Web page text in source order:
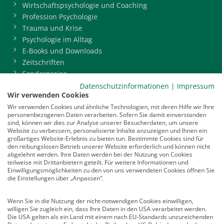
Wirtschaftspsychologie und Coaching
Profession Psychologie
Trauma und Krise
Psychologie im Alltag
E-Books und Downloads
Zeitschriften
Sonderpreise
BDP-Mitgliederbereich
Service
Newsletter
Mediadaten
Infocenter
Veranstaltungen
Nachrichten
Abo kündigen
Vertrag widerrufen
Datenschutzinformationen | Impressum
Wir verwenden Cookies
Wir verwenden Cookies und ähnliche Technologien, mit deren Hilfe wir Ihre
personenbezogenen Daten verarbeiten. Sofern Sie damit einverstanden
sind, können wir dies zur Analyse unserer Besucherdaten, um unsere
Website zu verbessern, personalisierte Inhalte anzuzeigen und Ihnen ein
großartiges Website-Erlebnis zu bieten tun. Bestimmte Cookies sind für
den reibungslosen Betrieb unserer Website erforderlich und können nicht
abgelehnt werden. Ihre Daten werden bei der Nutzung von Cookies
teilweise mit Drittanbietern geteilt. Für weitere Informationen und
Einwilligungsmöglichkeiten zu den von uns verwendeten Cookies öffnen Sie
die Einstellungen über „Anpassen“.
Wenn Sie in die Nutzung der nicht-notwendigen Cookies einwilligen,
willigen Sie zugleich ein, dass Ihre Daten in den USA verarbeitet werden.
Die USA gelten als ein Land mit einem nach EU-Standards unzureichenden